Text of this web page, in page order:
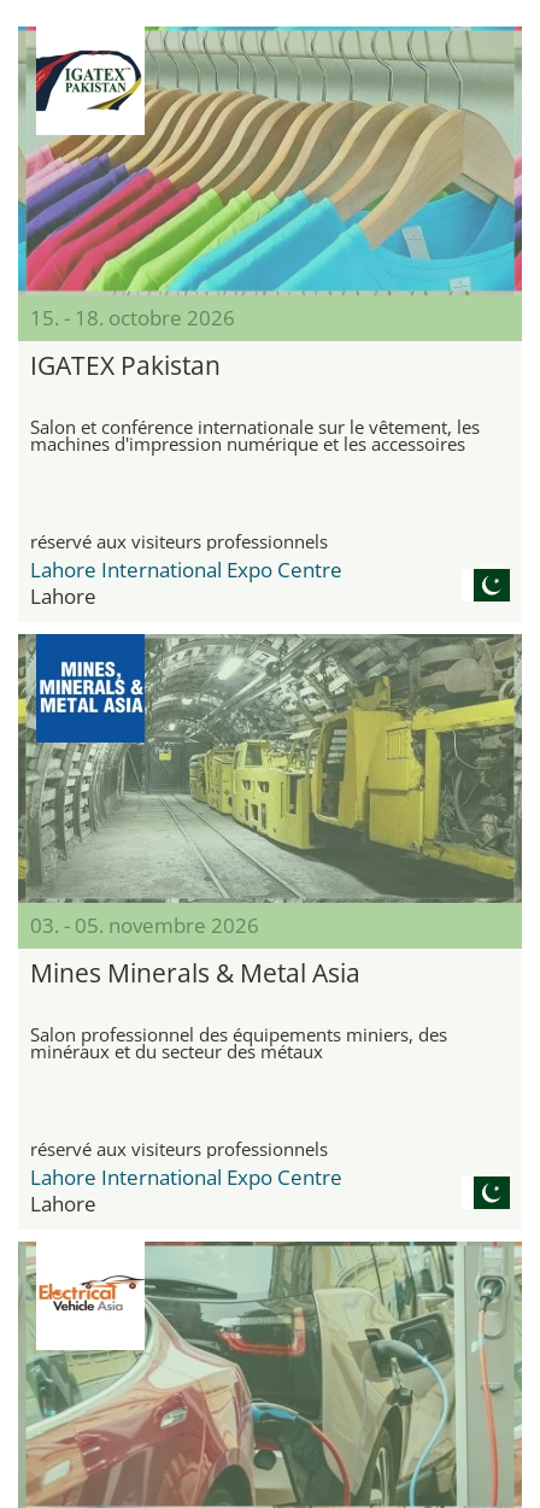
15. - 18. octobre 2026
IGATEX Pakistan
Salon et conférence internationale sur le vêtement, les
machines d'impression numérique et les accessoires
réservé aux visiteurs professionnels
Lahore International Expo Centre
Lahore
03. - 05. novembre 2026
Mines Minerals & Metal Asia
Salon professionnel des équipements miniers, des
minéraux et du secteur des métaux
réservé aux visiteurs professionnels
Lahore International Expo Centre
Lahore